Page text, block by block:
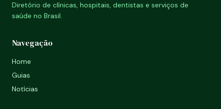
Diretório de clínicas, hospitais, dentistas e serviços de
saúde no Brasil.
Navegação
Home
Guias
Notícias